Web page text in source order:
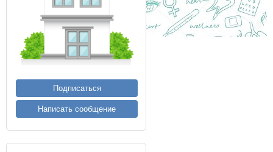
Подписаться
Написать сообщение